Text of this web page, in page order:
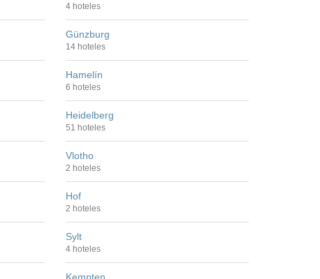
4 hoteles
Günzburg
14 hoteles
Hamelín
6 hoteles
Heidelberg
51 hoteles
Vlotho
2 hoteles
Hof
2 hoteles
Sylt
4 hoteles